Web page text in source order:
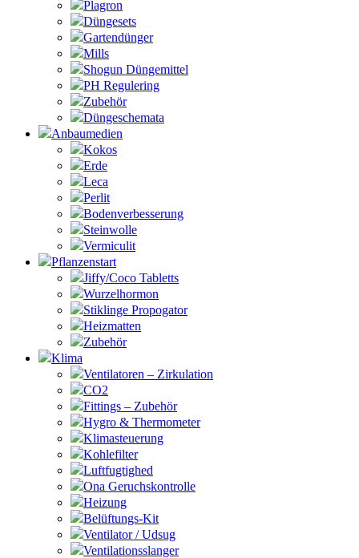
Plagron
Düngesets
Gartendünger
Mills
Shogun Düngemittel
PH Regulering
Zubehör
Düngeschemata
Anbaumedien
Kokos
Erde
Leca
Perlit
Bodenverbesserung
Steinwolle
Vermiculit
Pflanzenstart
Jiffy/Coco Tabletts
Wurzelhormon
Stiklinge Propogator
Heizmatten
Zubehör
Klima
Ventilatoren – Zirkulation
CO2
Fittings – Zubehör
Hygro & Thermometer
Klimasteuerung
Kohlefilter
Luftfugtighed
Ona Geruchskontrolle
Heizung
Belüftungs-Kit
Ventilator / Udsug
Ventilationsslanger